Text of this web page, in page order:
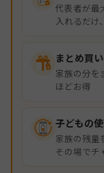
代表者が最
入れるだけ
まとめ買
家族の分を
ほどお得
子どもの
家族の残量
その場でチ